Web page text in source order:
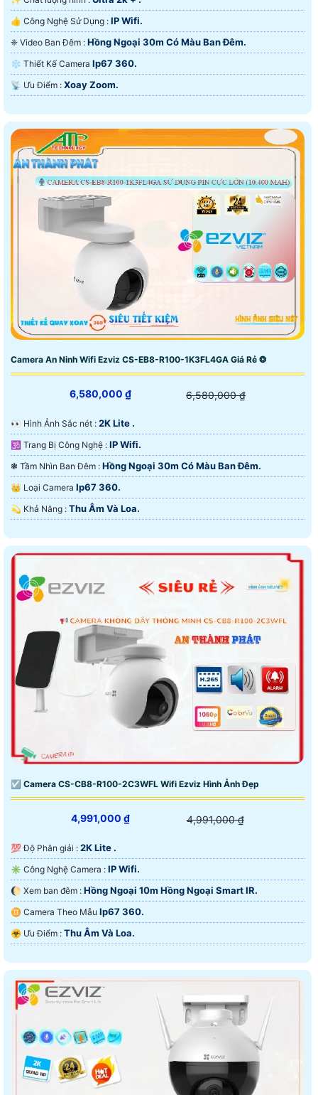
👍 Công Nghệ Sử Dụng : IP Wifi.
❈ Video Ban Đêm : Hồng Ngoại 30m Có Màu Ban Ðêm.
❄ Thiết Kế Camera Ip67 360.
️📡 Ưu Điểm : Xoay Zoom.
Camera An Ninh Wifi Ezviz CS-EB8-R100-1K3FL4GA Giá Rẻ ❂
6,580,000 ₫ 6,580,000 ₫
️👀 Hình Ảnh Sắc nét : 2K Lite .
🕉️ Trang Bị Công Nghệ : IP Wifi.
❃ Tầm Nhìn Ban Đêm : Hồng Ngoại 30m Có Màu Ban Đêm.
👑 Loại Camera Ip67 360.
️💫 Khả Năng : Thu Âm Và Loa.
☑ Camera CS-CB8-R100-2C3WFL Wifi Ezviz Hình Ảnh Đẹp
4,991,000 ₫ 4,991,000 ₫
💯 Độ Phân giải : 2K Lite .
✳️ Công Nghệ Camera : IP Wifi.
🌔 Xem ban đêm : Hồng Ngoại 10m Hồng Ngoại Smart IR.
♊ Camera Theo Mẫu Ip67 360.
️☣️ Ưu Điểm : Thu Âm Và Loa.